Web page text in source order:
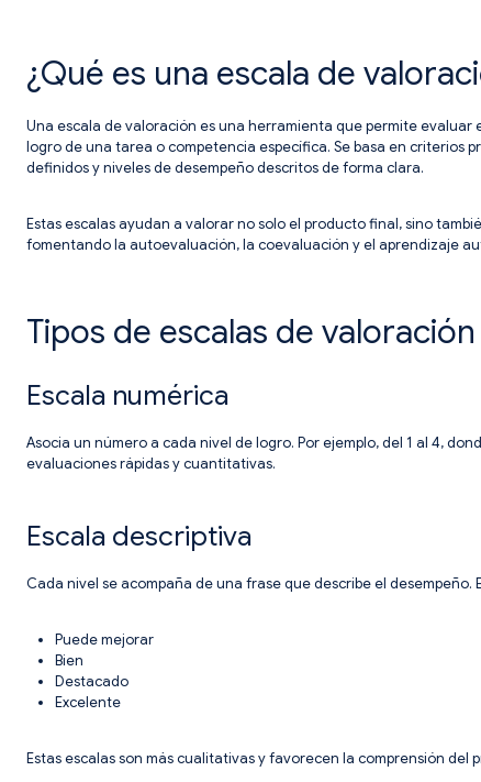
¿Qué es una escala de
Una escala de valoración es una herramienta que permite evaluar
logro de una tarea o competencia específica. Se basa en criterios
definidos y niveles de desempeño descritos de forma clara.
Estas escalas ayudan a valorar no solo el producto final, sino
fomentando la autoevaluación, la coevaluación y el aprendizaje
Tipos de escalas de valoración
Escala numérica
Asocia un número a cada nivel de logro. Por ejemplo, del 1 al 4,
evaluaciones rápidas y cuantitativas.
Escala descriptiva
Cada nivel se acompaña de una frase que describe el desempeño.
Puede mejorar
Bien
Destacado
Excelente
Estas escalas son más cualitativas y favorecen la comprensión del